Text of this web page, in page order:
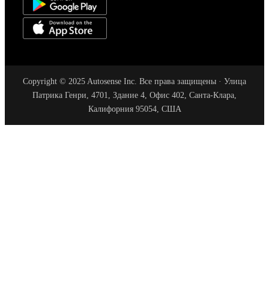
Copyright © 2025 Autosense Inc. Все права защищены · Улица
Патрика Генри, 4701, Здание 4, Офис 402, Санта-Клара,
Калифорния 95054, США